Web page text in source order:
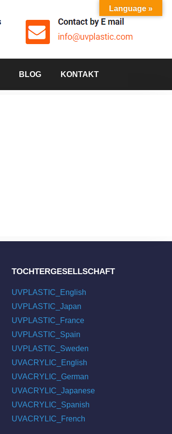
BLOG KONTAKT
TOCHTERGESELLSCHAFT
UVPLASTIC_English
UVPLASTIC_Japan
UVPLASTIC_France
UVPLASTIC_Spain
UVPLASTIC_Sweden
UVACRYLIC_English
UVACRYLIC_German
UVACRYLIC_Japanese
UVACRYLIC_Spanish
UVACRYLIC_French
Language »